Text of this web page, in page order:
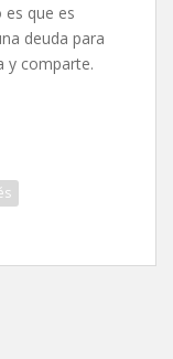
que es
deuda para
y comparte.